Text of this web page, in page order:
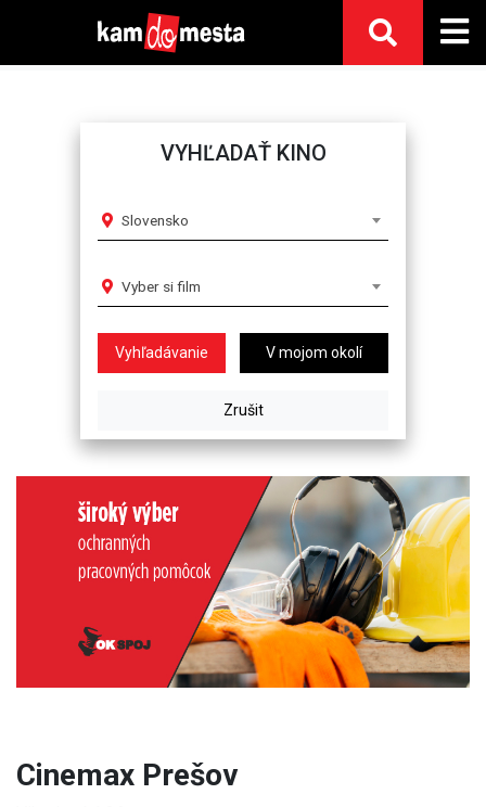
VYHĽADAŤ KINO
Slovensko
Vyber si film
V mojom okolí
Next
Cinemax Prešov